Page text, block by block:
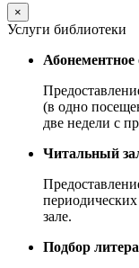
×
Услуги библиотеки
(в одно
две недели с
Читальный
зале.
Подбор